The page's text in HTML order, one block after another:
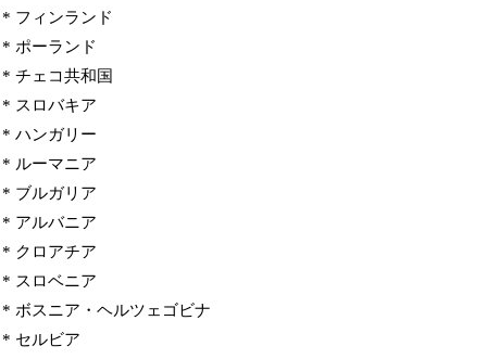
* フィンランド
* ポーランド
* チェコ共和国
* スロバキア
* ハンガリー
* ルーマニア
* ブルガリア
* アルバニア
* クロアチア
* スロベニア
* ボスニア・ヘルツェゴビナ
* セルビア